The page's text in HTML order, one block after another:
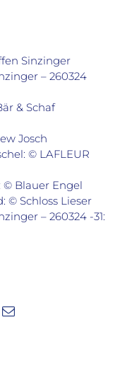
Sinzinger
– 260324
& Schaf
Josch
© LAFLEUR
© Blauer Engel
© Schloss Lieser
– 260324 -31:
E-